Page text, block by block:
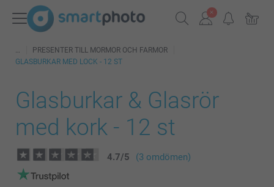
PRESENTER TILL MORMOR OCH FARMOR
GLASBURKAR MED LOCK - 12 ST
Glasburkar & Glasrör
med kork - 12 st
4.7/5 (3 omdömen)